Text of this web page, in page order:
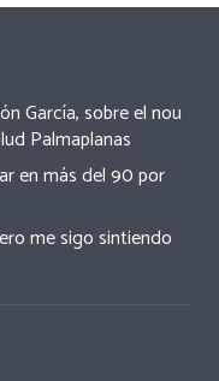
García, sobre el nou
Palmaplanas
en más del 90 por
me sigo sintiendo